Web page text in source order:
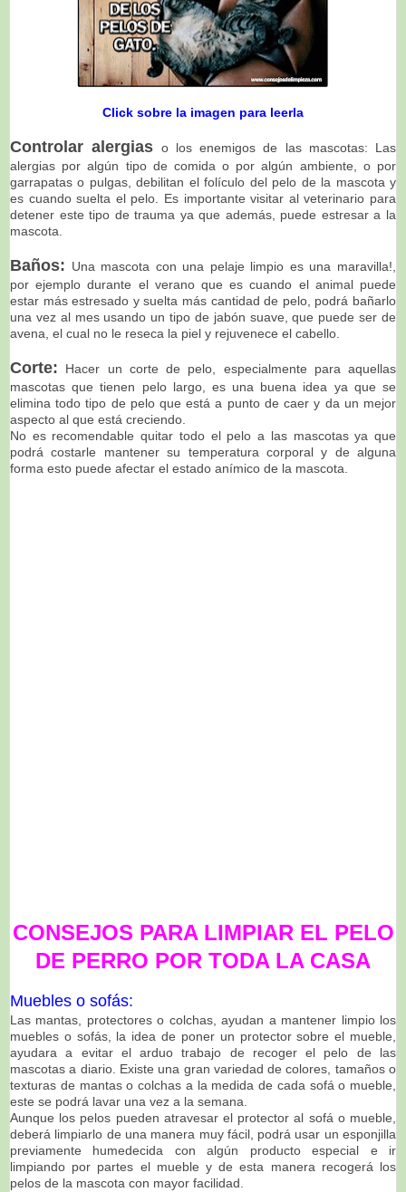
Click sobre la imagen para leerla
Controlar alergias o los enemigos de las mascotas: Las
alergias por algún tipo de comida o por algún ambiente, o por
garrapatas o pulgas, debilitan el folículo del pelo de la mascota y
es cuando suelta el pelo. Es importante visitar al veterinario para
detener este tipo de trauma ya que además, puede estresar a la
mascota.
Baños: Una mascota con una pelaje limpio es una maravilla!,
por ejemplo durante el verano que es cuando el animal puede
estar más estresado y suelta más cantidad de pelo, podrá bañarlo
una vez al mes usando un tipo de jabón suave, que puede ser de
avena, el cual no le reseca la piel y rejuvenece el cabello.
Corte: Hacer un corte de pelo, especialmente para aquellas
mascotas que tienen pelo largo, es una buena idea ya que se
elimina todo tipo de pelo que está a punto de caer y da un mejor
aspecto al que está creciendo.
No es recomendable quitar todo el pelo a las mascotas ya que
podrá costarle mantener su temperatura corporal y de alguna
forma esto puede afectar el estado anímico de la mascota.
CONSEJOS PARA LIMPIAR EL PELO
DE PERRO POR TODA LA CASA
Muebles o sofás:
Las mantas, protectores o colchas, ayudan a mantener limpio los
muebles o sofás, la idea de poner un protector sobre el mueble,
ayudara a evitar el arduo trabajo de recoger el pelo de las
mascotas a diario. Existe una gran variedad de colores, tamaños o
texturas de mantas o colchas a la medida de cada sofá o mueble,
este se podrá lavar una vez a la semana.
Aunque los pelos pueden atravesar el protector al sofá o mueble,
deberá limpiarlo de una manera muy fácil, podrá usar un esponjilla
previamente humedecida con algún producto especial e ir
limpiando por partes el mueble y de esta manera recogerá los
pelos de la mascota con mayor facilidad.